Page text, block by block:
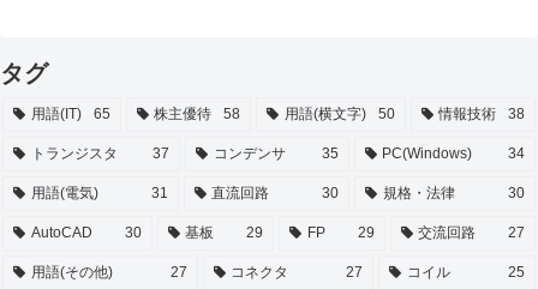
タグ
用語(IT) 65 株主優待 58 用語(横文字) 50 情報技術 38
トランジスタ 37 コンデンサ 35 PC(Windows) 34
用語(電気) 31 直流回路 30 規格・法律 30
AutoCAD 30 基板 29 FP 29 交流回路 27
用語(その他) 27 コネクタ 27 コイル 25